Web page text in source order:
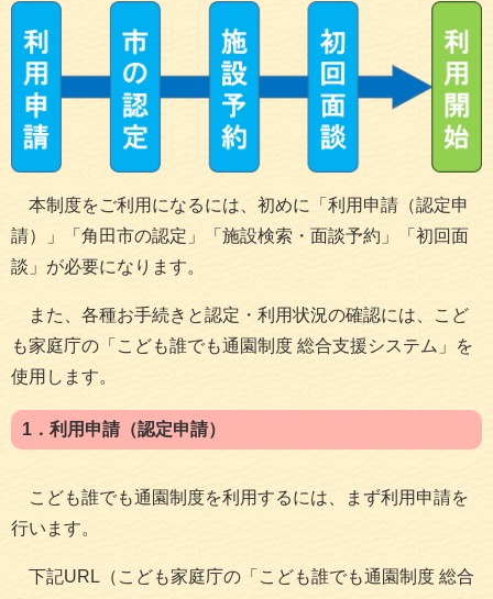
本制度をご利用になるには、初めに「利用申請（認定申
請）」「角田市の認定」「施設検索・面談予約」「初回面
談」が必要になります。
また、各種お手続きと認定・利用状況の確認には、こど
も家庭庁の「こども誰でも通園制度 総合支援システム」を
使用します。
1．利用申請（認定申請）
こども誰でも通園制度を利用するには、まず利用申請を
行います。
下記URL（こども家庭庁の「こども誰でも通園制度 総合